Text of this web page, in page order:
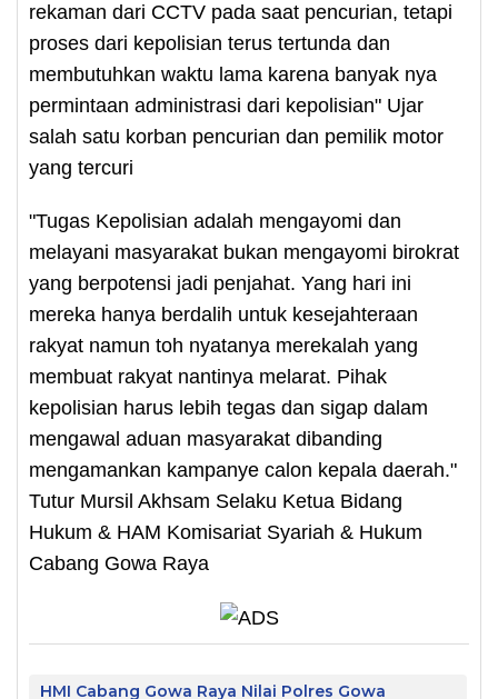
rekaman dari CCTV pada saat pencurian, tetapi
proses dari kepolisian terus tertunda dan
membutuhkan waktu lama karena banyak nya
permintaan administrasi dari kepolisian" Ujar
salah satu korban pencurian dan pemilik motor
yang tercuri
"Tugas Kepolisian adalah mengayomi dan
melayani masyarakat bukan mengayomi birokrat
yang berpotensi jadi penjahat. Yang hari ini
mereka hanya berdalih untuk kesejahteraan
rakyat namun toh nyatanya merekalah yang
membuat rakyat nantinya melarat. Pihak
kepolisian harus lebih tegas dan sigap dalam
mengawal aduan masyarakat dibanding
mengamankan kampanye calon kepala daerah."
Tutur Mursil Akhsam Selaku Ketua Bidang
Hukum & HAM Komisariat Syariah & Hukum
Cabang Gowa Raya
HMI Cabang Gowa Raya Nilai Polres Gowa